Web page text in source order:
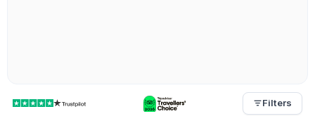
Filters